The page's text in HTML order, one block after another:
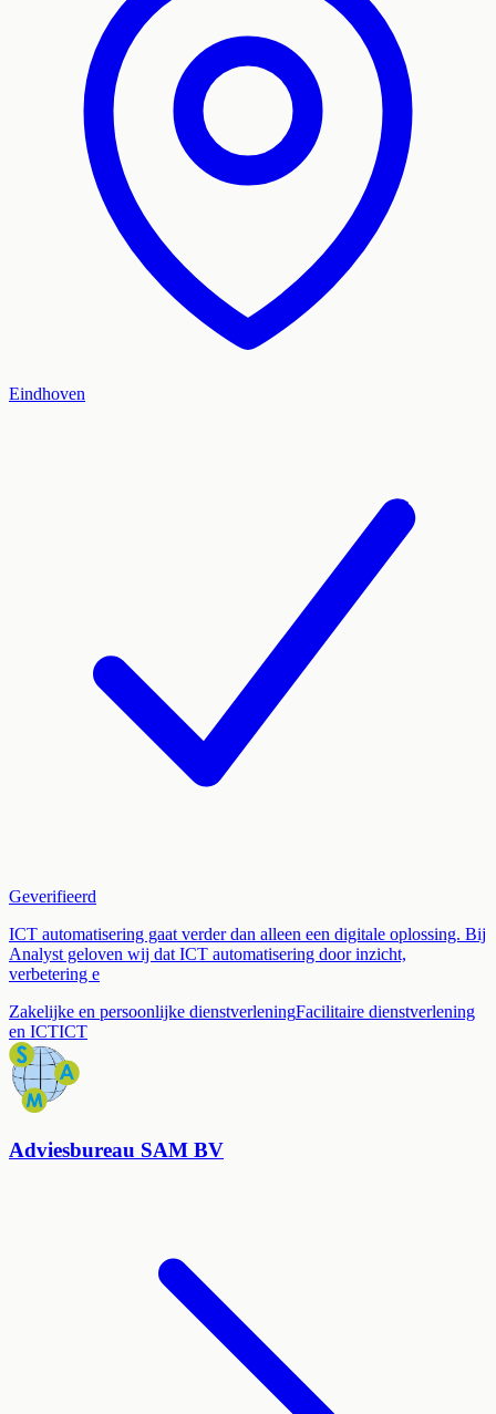
Eindhoven
Geverifieerd
ICT automatisering gaat verder dan alleen een digitale oplossing. Bij
Analyst geloven wij dat ICT automatisering door inzicht,
verbetering e
Zakelijke en persoonlijke dienstverleningFacilitaire dienstverlening
en ICTICT
Adviesbureau SAM BV